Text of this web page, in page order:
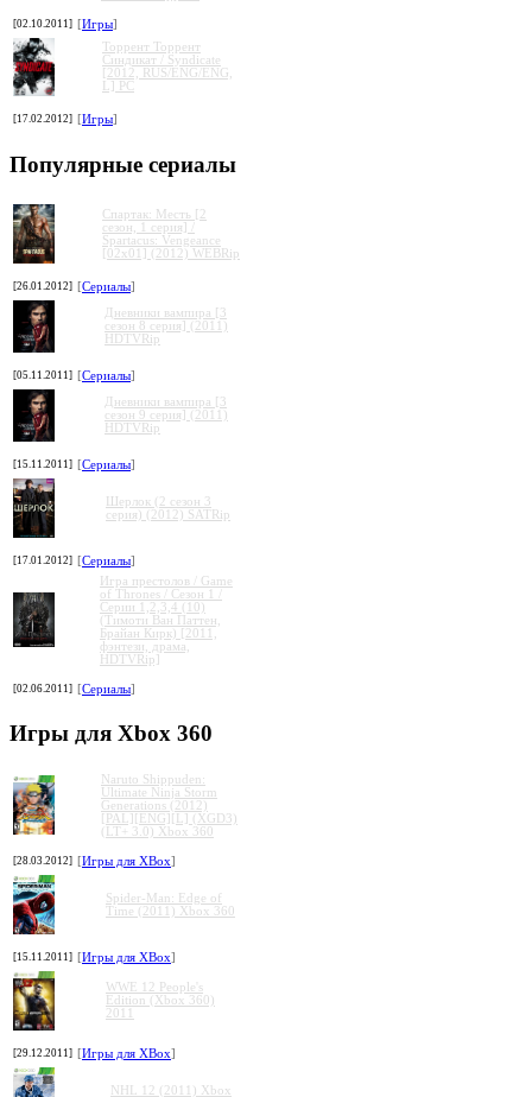
[02.10.2011] [Игры]
Торрент Торрент
Cиндикат / Syndicate
[2012, RUS/ENG/ENG,
L] PC
[17.02.2012] [Игры]
Популярные сериалы
Спартак: Месть [2
сезон, 1 серия] /
Spartacus: Vengeance
[02x01] (2012) WEBRip
[26.01.2012] [Сериалы]
Дневники вампира [3
сезон 8 серия] (2011)
HDTVRip
[05.11.2011] [Сериалы]
Дневники вампира [3
сезон 9 серия] (2011)
HDTVRip
[15.11.2011] [Сериалы]
Шерлок (2 сезон 3
серия) (2012) SATRip
[17.01.2012] [Сериалы]
Игра престолов / Game
of Thrones / Сезон 1 /
Серии 1,2,3,4 (10)
(Тимоти Ван Паттен,
Брайан Кирк) [2011,
фэнтези, драма,
HDTVRip]
[02.06.2011] [Сериалы]
Игры для Xbox 360
Naruto Shippuden:
Ultimate Ninja Storm
Generations (2012)
[PAL][ENG][L] (XGD3)
(LT+ 3.0) Xbox 360
[28.03.2012] [Игры для XBox]
Spider-Man: Edge of
Time (2011) Xbox 360
[15.11.2011] [Игры для XBox]
WWE 12 People's
Edition (Xbox 360)
2011
[29.12.2011] [Игры для XBox]
NHL 12 (2011) Xbox